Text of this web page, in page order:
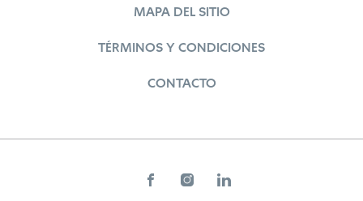
MAPA DEL SITIO
TÉRMINOS Y CONDICIONES
CONTACTO